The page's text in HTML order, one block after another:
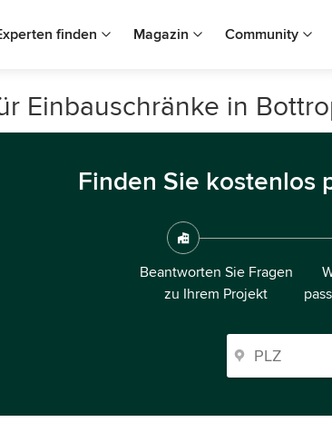
finden Magazin Community
Einbauschränke in
Finden Sie kostenlos
Beantworten Sie Fragen
zu Ihrem Projekt